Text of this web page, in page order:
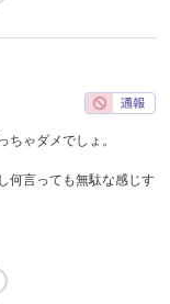
ゃダメでしょ。
何言っても無駄な感じす